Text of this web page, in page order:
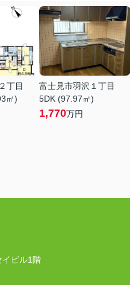
丁目
㎡)
富士見市羽沢１丁目
5DK (97.97㎡)
1,770万円
イビル1階